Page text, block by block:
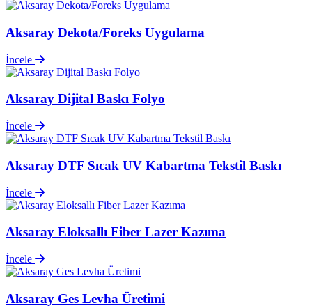
Aksaray Dekota/Foreks Uygulama
İncele
Aksaray Dijital Baskı Folyo
İncele
Aksaray DTF Sıcak UV Kabartma Tekstil Baskı
İncele
Aksaray Eloksallı Fiber Lazer Kazıma
İncele
Aksaray Ges Levha Üretimi